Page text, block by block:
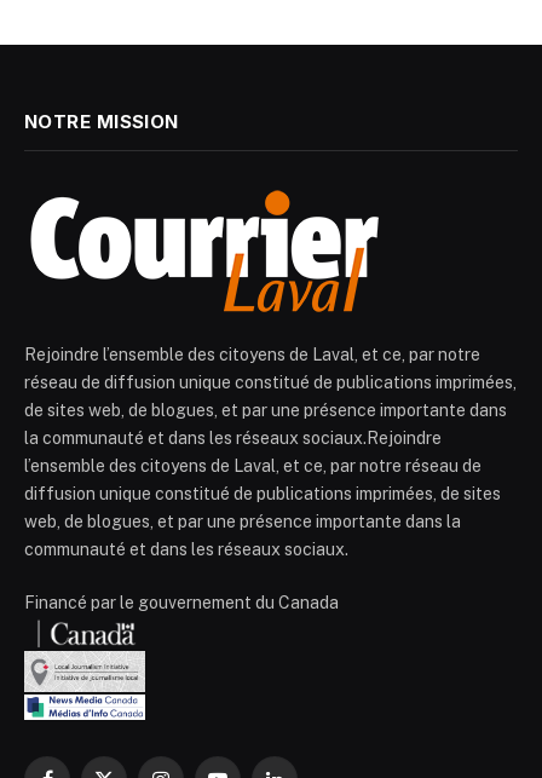
NOTRE MISSION
Rejoindre l’ensemble des citoyens de Laval, et ce, par notre
réseau de diffusion unique constitué de publications imprimées,
de sites web, de blogues, et par une présence importante dans
la communauté et dans les réseaux sociaux.Rejoindre
l’ensemble des citoyens de Laval, et ce, par notre réseau de
diffusion unique constitué de publications imprimées, de sites
web, de blogues, et par une présence importante dans la
communauté et dans les réseaux sociaux.
Financé par le gouvernement du Canada